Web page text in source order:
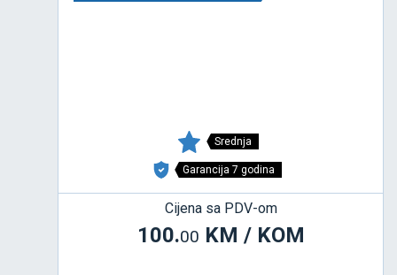
Srednja
Garancija 7 godina
Cijena sa PDV-om
100.00 KM / KOM